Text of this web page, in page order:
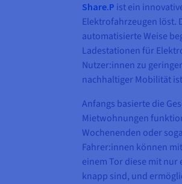
Share.P ist ein
Elektrofahrzeugen löst.
automatisierte Weise
Ladestationen für
Nutzer:innen zu
nachhaltiger Mobilität
Anfangs basierte die
Mietwohnungen
Wochenenden oder
Fahrer:innen können
einem Tor diese mit
knapp sind, und